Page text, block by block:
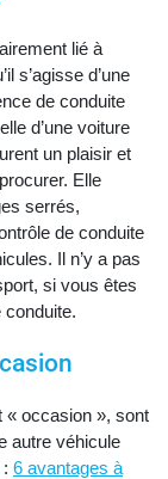
lié à
s’agisse d’une
de conduite
d’une voiture
un plaisir et
Elle
serrés,
de conduite
Il n’y a pas
si vous êtes
conduite.
« occasion », sont
autre véhicule
6 avantages à